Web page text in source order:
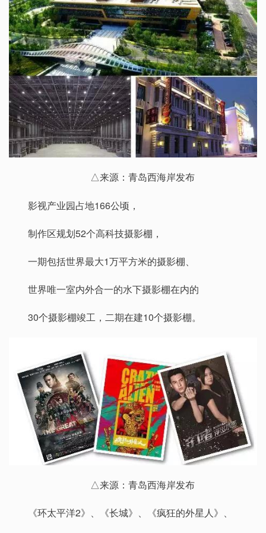
△来源：青岛西海岸发布
影视产业园占地166公顷，
制作区规划52个高科技摄影棚，
一期包括世界最大1万平方米的摄影棚、
世界唯一室内外合一的水下摄影棚在内的
30个摄影棚竣工，二期在建10个摄影棚。
△来源：青岛西海岸发布
《环太平洋2》、《长城》、《疯狂的外星人》、